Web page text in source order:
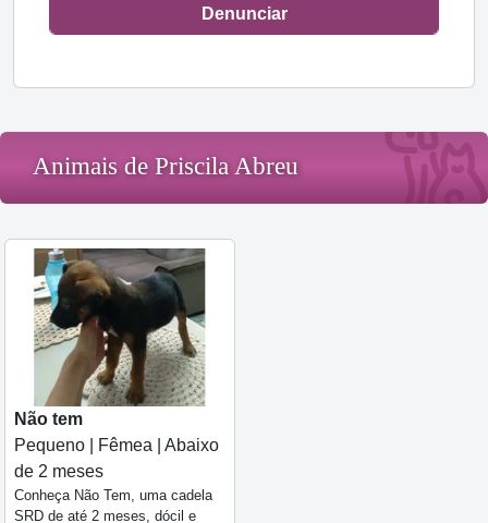
Denunciar
Animais de Priscila Abreu
Não tem
Pequeno | Fêmea | Abaixo
de 2 meses
Conheça Não Tem, uma cadela
SRD de até 2 meses, dócil e